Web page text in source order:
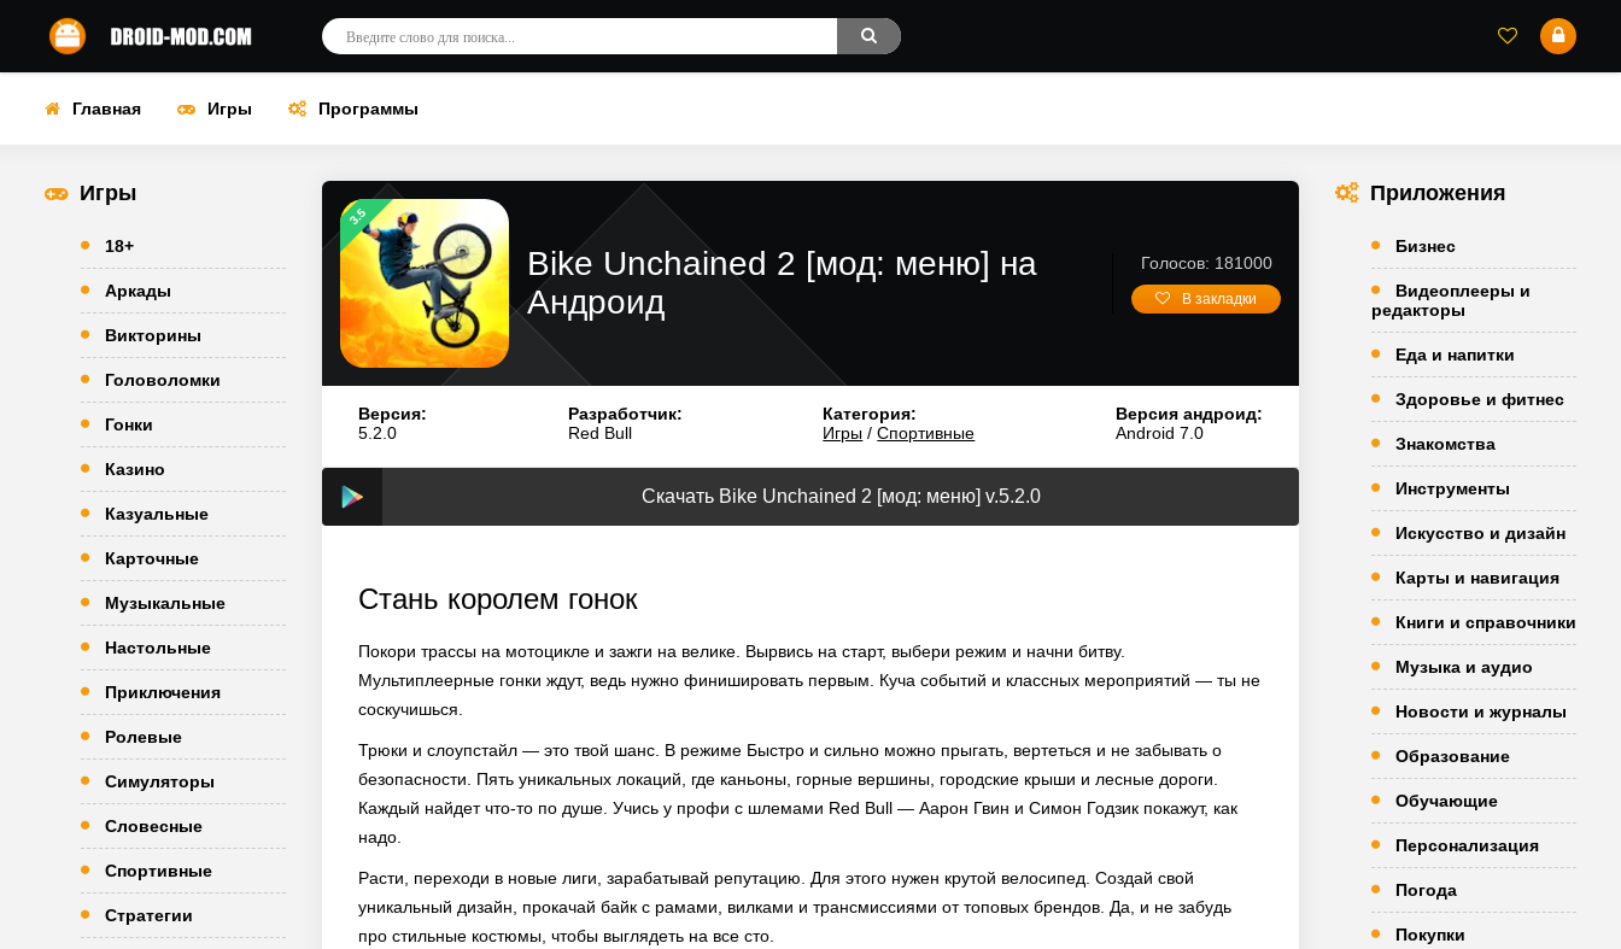
Главная Игры Программы
Игры
18+
Аркады
Викторины
Головоломки
Гонки
Казино
Казуальные
Карточные
Музыкальные
Настольные
Приключения
Ролевые
Симуляторы
Словесные
Спортивные
Стратегии
3.5
Bike Unchained 2 [мод: меню] на
Андроид
Голосов: 181000
В закладки
Версия:
5.2.0
Разработчик:
Red Bull
Категория:
Игры /Спортивные
Версия андроид:
Android 7.0
Скачать Bike Unchained 2 [мод: меню] v.5.2.0
Стань королем гонок
Покори трассы на мотоцикле и зажги на велике. Вырвись на старт, выбери режим и начни битву.
Мультиплеерные гонки ждут, ведь нужно финишировать первым. Куча событий и классных мероприятий — ты не
соскучишься.
Трюки и слоупстайл — это твой шанс. В режиме Быстро и сильно можно прыгать, вертеться и не забывать о
безопасности. Пять уникальных локаций, где каньоны, горные вершины, городские крыши и лесные дороги.
Каждый найдет что-то по душе. Учись у профи с шлемами Red Bull — Аарон Гвин и Симон Годзик покажут, как
надо.
Расти, переходи в новые лиги, зарабатывай репутацию. Для этого нужен крутой велосипед. Создай свой
уникальный дизайн, прокачай байк с рамами, вилками и трансмиссиями от топовых брендов. Да, и не забудь
про стильные костюмы, чтобы выглядеть на все сто.
Приложения
Бизнес
Видеоплееры и
редакторы
Еда и напитки
Здоровье и фитнес
Знакомства
Инструменты
Искусство и дизайн
Карты и навигация
Книги и справочники
Музыка и аудио
Новости и журналы
Образование
Обучающие
Персонализация
Погода
Покупки